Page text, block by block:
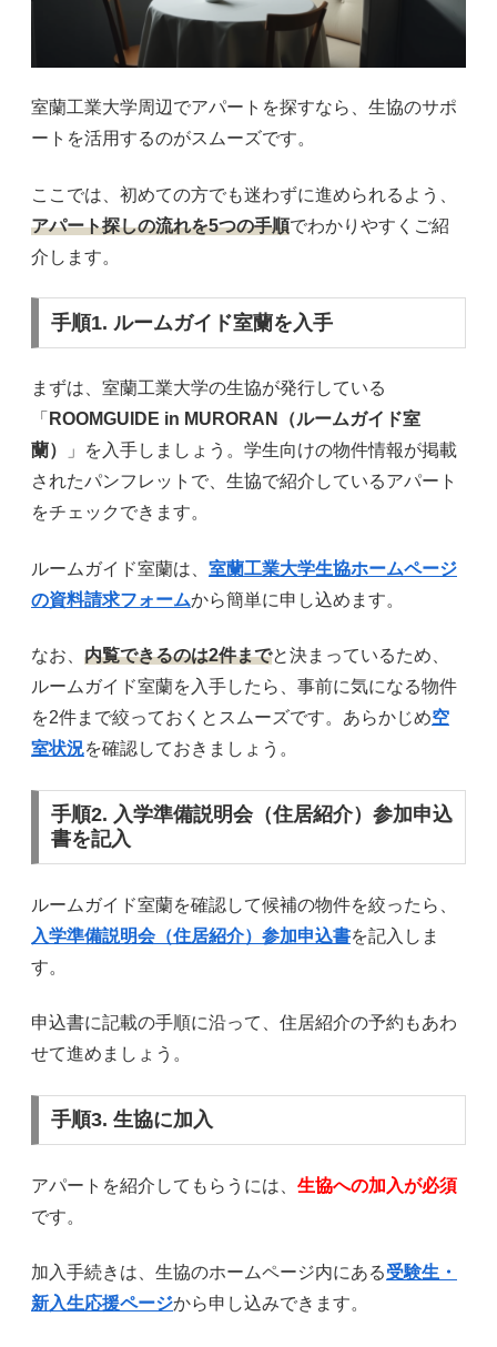
室蘭工業大学周辺でアパートを探すなら、生協のサポ
ートを活用するのがスムーズです。
ここでは、初めての方でも迷わずに進められるよう、
アパート探しの流れを5つの手順でわかりやすくご紹
介します。
手順1. ルームガイド室蘭を入手
まずは、室蘭工業大学の生協が発行している
「 ROOMGUIDE in MURORAN（ルームガイド室
蘭）
」を入手しましょう。学生向けの物件情報が掲載
されたパンフレットで、生協で紹介しているアパート
をチェックできます。
ルームガイド室蘭は、 室蘭工業大学生協ホームページ
の資料請求フォームから簡単に申し込めます。
なお、 内覧できるのは2件までと決まっているため、
ルームガイド室蘭を入手したら、事前に気になる物件
を2件まで絞っておくとスムーズです。あらかじめ空
室状況を確認しておきましょう。
手順2. 入学準備説明会（住居紹介）参加申込
書を記入
ルームガイド室蘭を確認して候補の物件を絞ったら、
入学準備説明会（住居紹介）参加申込書を記入しま
す。
申込書に記載の手順に沿って、住居紹介の予約もあわ
せて進めましょう。
手順3. 生協に加入
アパートを紹介してもらうには、 生協への加入が必須
です。
加入手続きは、生協のホームページ内にある受験生・
新入生応援ページから申し込みできます。